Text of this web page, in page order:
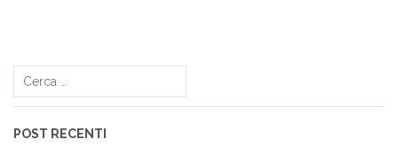
articoli
Ricerca
POST RECENTI